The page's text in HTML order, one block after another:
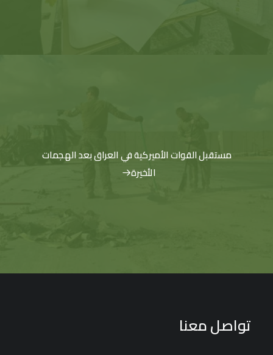
مستقبل القوات الأميركية في العراق بعد الهجمات
الأخيرة
تواصل معنا